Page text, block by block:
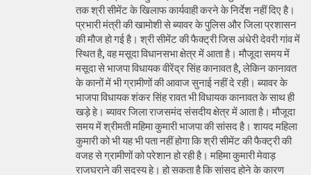
तक श्री सीमेंट के खिलाफ कार्यवाही करने के निर्देश नहीं दिए है।
प्रभारी मंत्री की खामोशी से ब्यावर के पुलिस और जिला प्रशासन
की मौज हो गई है। श्री सीमेंट की फैक्ट्री जिस अंधेरी देवरी गांव में
स्थित है, वह मसूदा विधानसभा क्षेत्र में आता है। मौजूदा समय में
मसूदा से भाजपा विधायक वीरेंद्र सिंह कानावत है, लेकिन कानावत
के कानों में भी ग्रामीणों की आवाज सुनाई नहीं दे रही। ब्यावर के
भाजपा विधायक शंकर सिंह रावत भी विधायक कानावत के साथ ही
खड़े हे। ब्यावर जिला राजसमंद संसदीय क्षेत्र में आता है। मौजूदा
समय में श्रीमती महिमा कुमारी भाजपा की सांसद है। शायद महिला
कुमारी को भी यह भी पता नहीं होगा कि श्री सीमेंट की फैक्ट्री की
वजह से ग्रामीणों को परेशान हो रही है। महिमा कुमारी मेवाड़
राजघराने की सदस्य हे। हो सकता है कि सांसद होने के कारण